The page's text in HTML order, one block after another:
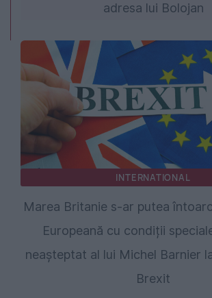
adresa lui Bolojan
INTERNATIONAL
Marea Britanie s-ar putea
Europeană cu condiții
neașteptat al lui Michel Barnier
Brexit